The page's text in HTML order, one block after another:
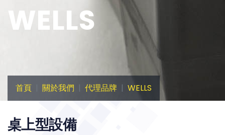
WELLS
首頁 關於我們 代理品牌 WELLS
桌上型設備